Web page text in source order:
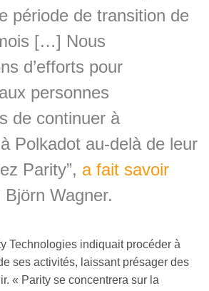
période de transition de
[…] Nous
d’efforts pour
personnes
de continuer à
Polkadot au-delà de leur
Parity”, a fait savoir
Wagner.
Technologies indiquait procéder à
ses activités, laissant présager des
« Parity se concentrera sur la